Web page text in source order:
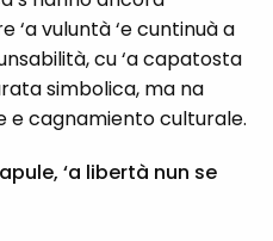
‘a vuluntà ‘e cuntinuà a
cu ‘a capatosta
simbolica, ma na
e cagnamiento culturale.
‘a libertà nun se